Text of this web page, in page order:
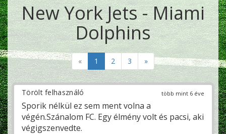
New York Jets - Miami
Dolphins
« 1 2 3 »
több mint 6 éve
Törölt felhasználó
Sporik nélkül ez sem ment volna a
végén.Szánalom FC. Egy élmény volt és pacsi, aki
végigszenvedte.